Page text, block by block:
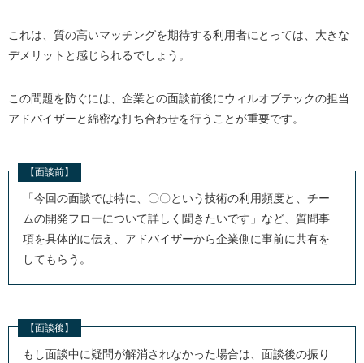
これは、質の高いマッチングを期待する利用者にとっては、大きな
デメリットと感じられるでしょう。
この問題を防ぐには、企業との面談前後にウィルオブテックの担当
アドバイザーと綿密な打ち合わせを行うことが重要です。
【面談前】
「今回の面談では特に、〇〇という技術の利用頻度と、チー
ムの開発フローについて詳しく聞きたいです」など、質問事
項を具体的に伝え、アドバイザーから企業側に事前に共有を
してもらう。
【面談後】
もし面談中に疑問が解消されなかった場合は、面談後の振り